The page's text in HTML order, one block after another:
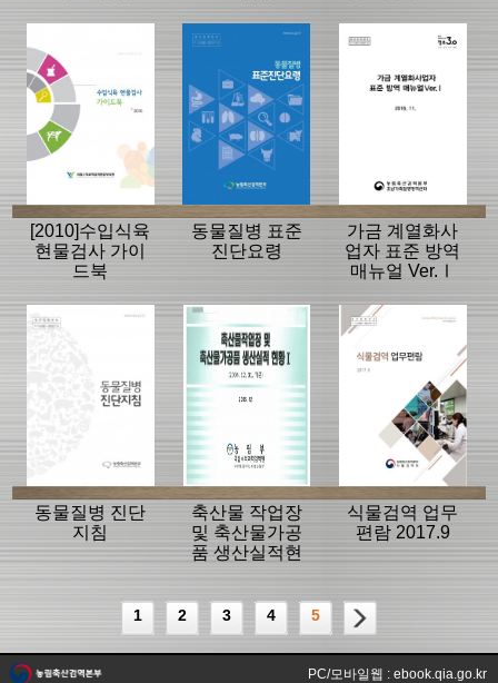
[2010]수입식육
현물검사 가이
드북
동물질병 표준
진단요령
가금 계열화사
업자 표준 방역
매뉴얼 Ver.Ⅰ
동물질병 진단
지침
축산물 작업장
및 축산물가공
품 생산실적현
식물검역 업무
편람 2017.9
1 2 3 4 5
PC/모바일웹 : ebook.qia.go.kr